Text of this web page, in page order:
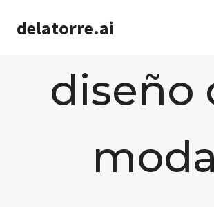
delatorre.ai
diseño
moda